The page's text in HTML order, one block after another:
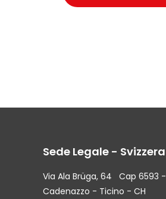
Sede Legale - Svizzera
Via Ala Brüga, 64 Cap 6593 -
Cadenazzo - Ticino - CH